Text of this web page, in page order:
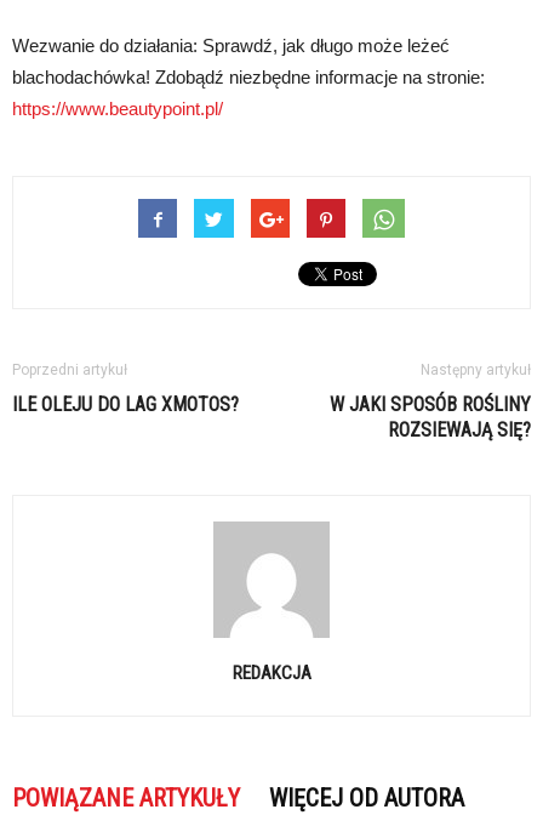
Wezwanie do działania: Sprawdź, jak długo może leżeć
blachodachówka! Zdobądź niezbędne informacje na stronie:
https://www.beautypoint.pl/
Poprzedni artykuł
ILE OLEJU DO LAG XMOTOS?
Następny artykuł
W JAKI SPOSÓB ROŚLINY
ROZSIEWAJĄ SIĘ?
REDAKCJA
POWIĄZANE ARTYKUŁY WIĘCEJ OD AUTORA